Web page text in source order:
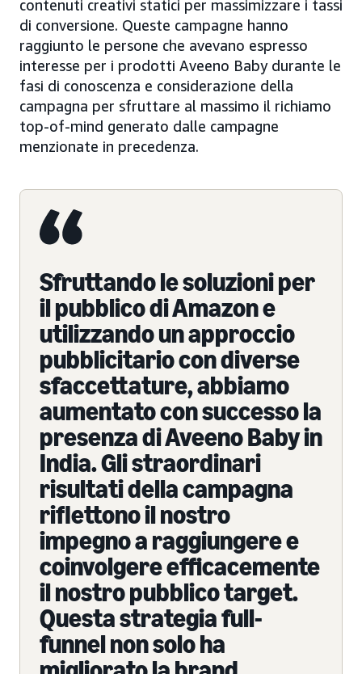
contenuti creativi statici per massimizzare i tassi
di conversione. Queste campagne hanno
raggiunto le persone che avevano espresso
interesse per i prodotti Aveeno Baby durante le
fasi di conoscenza e considerazione della
campagna per sfruttare al massimo il richiamo
top-of-mind generato dalle campagne
menzionate in precedenza.
Sfruttando le soluzioni per
il pubblico di Amazon e
utilizzando un approccio
pubblicitario con diverse
sfaccettature, abbiamo
aumentato con successo la
presenza di Aveeno Baby in
India. Gli straordinari
risultati della campagna
riflettono il nostro
impegno a raggiungere e
coinvolgere efficacemente
il nostro pubblico target.
Questa strategia full-
funnel non solo ha